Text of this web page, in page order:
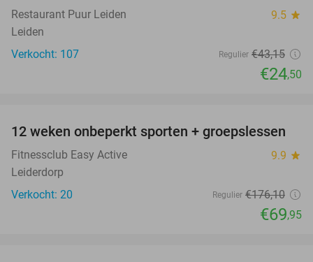
Restaurant Puur Leiden 9.5 star
Leiden
Verkocht: 107
Regulier €43,15
€24,50
60%
12 weken onbeperkt sporten + groepslessen
Fitnessclub Easy Active 9.9 star
Leiderdorp
Verkocht: 20
Regulier €176,10
€69,95